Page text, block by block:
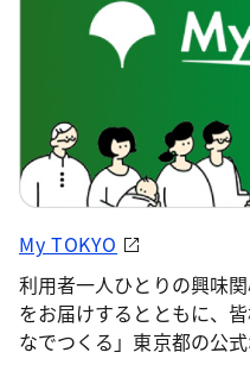
My TOKYO
利用者一人ひとりの興味
をお届けするとともに、
なでつくる」東京都の公式